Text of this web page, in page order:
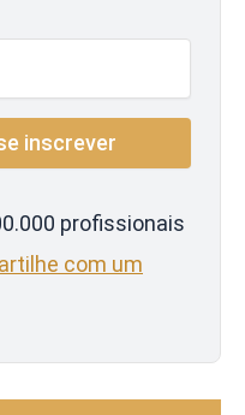
profissionais
com um